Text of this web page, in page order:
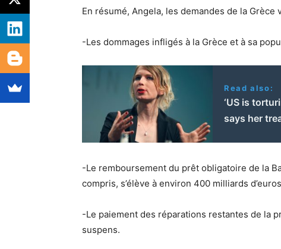
En résumé, Angela, les demandes de la Grèce
-Les dommages infligés à la Grèce et à sa
Read also:
‘US is
says her
-Le remboursement du prêt obligatoire de la
compris, s’élève à environ 400 milliards
-Le paiement des réparations restantes de la
suspens.